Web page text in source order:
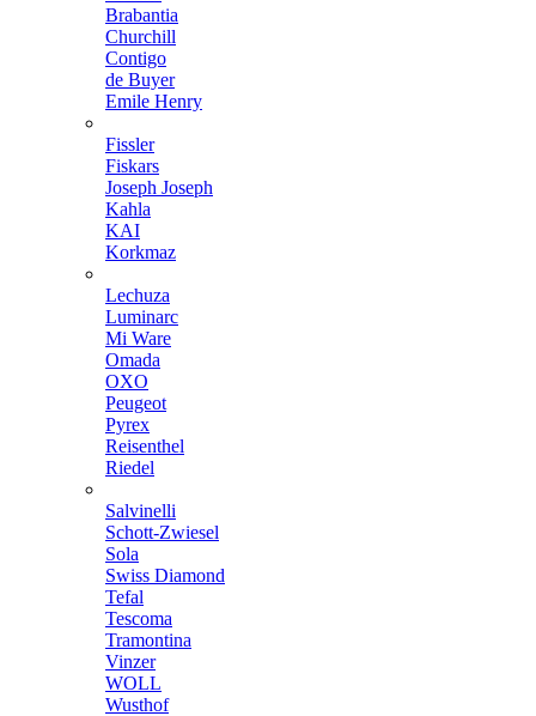
Brabantia
Churchill
Contigo
de Buyer
Emile Henry
Fissler
Fiskars
Joseph Joseph
Kahla
KAI
Korkmaz
Lechuza
Luminarc
Mi Ware
Omada
OXO
Peugeot
Pyrex
Reisenthel
Riedel
Salvinelli
Schott-Zwiesel
Sola
Swiss Diamond
Tefal
Tescoma
Tramontina
Vinzer
WOLL
Wusthof